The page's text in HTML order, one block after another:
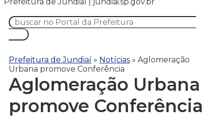
Prefeitura de Jundiaí » Notícias » Aglomeração
Urbana promove Conferência
Aglomeração Urbana
promove Conferência